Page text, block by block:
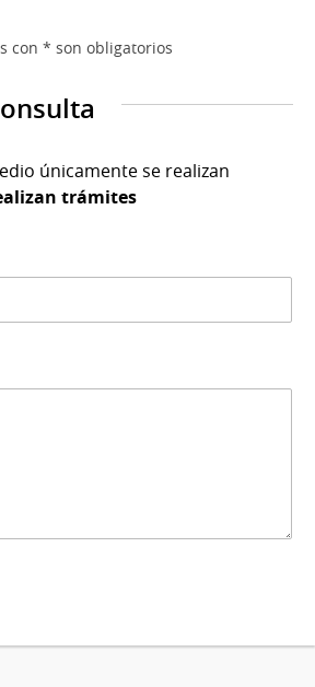
con * son obligatorios
únicamente se realizan
trámites